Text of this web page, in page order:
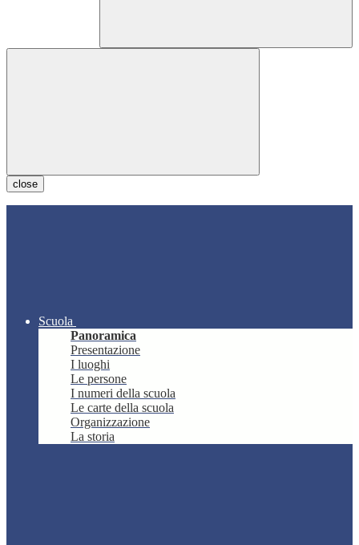
close
Scuola
Panoramica
Presentazione
I luoghi
Le persone
I numeri della scuola
Le carte della scuola
Organizzazione
La storia